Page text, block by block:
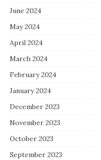
June 2024
May 2024
April 2024
March 2024
February 2024
January 2024
December 2023
November 2023
October 2023
September 2023